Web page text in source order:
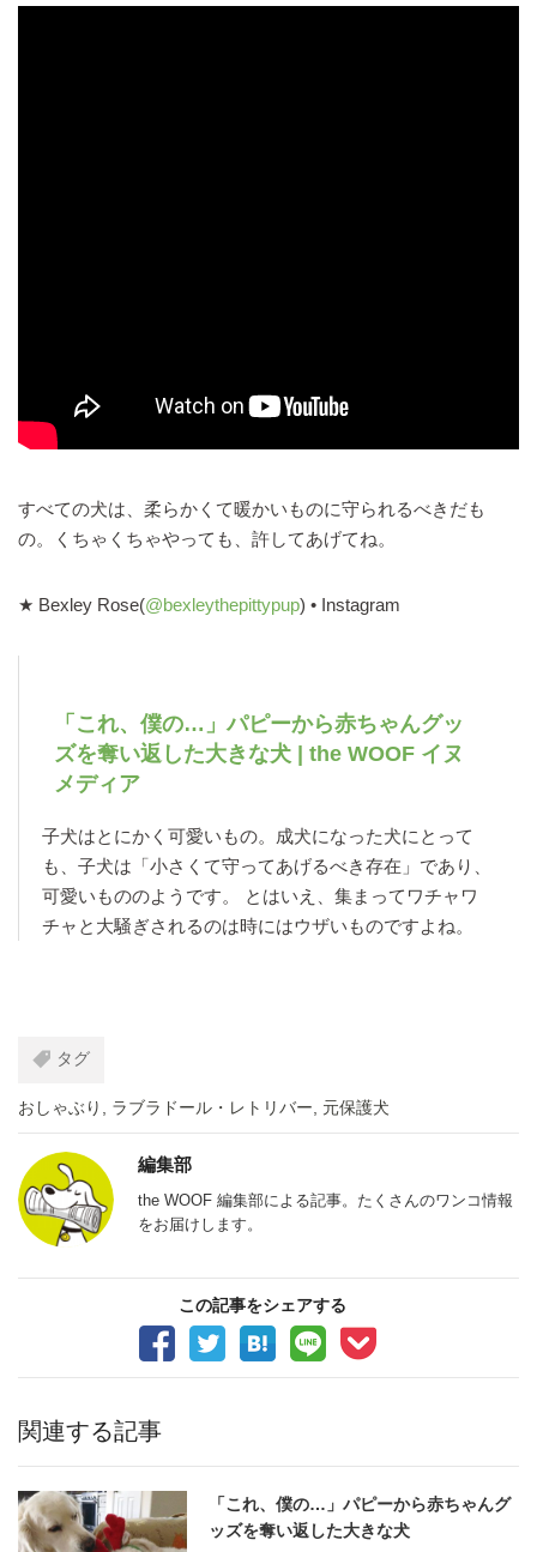
すべての犬は、柔らかくて暖かいものに守られるべきだも
の。くちゃくちゃやっても、許してあげてね。
★ Bexley Rose(@bexleythepittypup) • Instagram
「これ、僕の…」パピーから赤ちゃんグッ
ズを奪い返した大きな犬 | the WOOF イヌ
メディア
子犬はとにかく可愛いもの。成犬になった犬にとって
も、子犬は「小さくて守ってあげるべき存在」であり、
可愛いもののようです。 とはいえ、集まってワチャワ
チャと大騒ぎされるのは時にはウザいものですよね。
タグ
おしゃぶり , ラブラドール・レトリバー, 元保護犬
編集部
the WOOF 編集部による記事。たくさんのワンコ情報
をお届けします。
この記事をシェアする
関連する記事
「これ、僕の…」パピーから赤ちゃんグ
ッズを奪い返した大きな犬